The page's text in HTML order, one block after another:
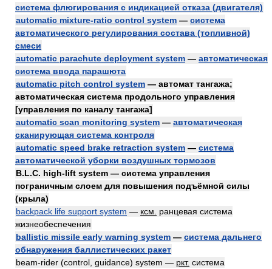
система флюгирования с индикацией отказа (двигателя)
automatic mixture-ratio control system — система
автоматического регулирования состава (топливной)
смеси
automatic parachute deployment system — автоматическая
система ввода парашюта
automatic pitch control system — автомат тангажа;
автоматическая система продольного управления
[управления по каналу тангажа]
automatic scan monitoring system — автоматическая
сканирующая система контроля
automatic speed brake retraction system — система
автоматической уборки воздушных тормозов
B.L.C. high-lift system — система управления
пограничным слоем для повышения подъёмной силы
(крыла)
backpack life support system — ксм.
ранцевая система
жизнеобеспечения
ballistic missile early warning system — система дальнего
обнаружения баллистических ракет
beam-rider (control, guidance) system — ркт. система